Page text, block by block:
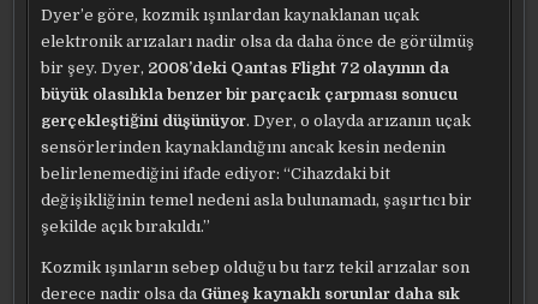
Dyer’e göre, kozmik ışınlardan kaynaklanan uçak
elektronik arızaları nadir olsa da daha önce de görülmüş
bir şey. Dyer, 2008’deki Qantas Flight 72 olayının da
büyük olasılıkla benzer bir parçacık çarpması sonucu
gerçekleştiğini düşünüyor. Dyer, o olayda arızanın uçak
sensörlerinden kaynaklandığını ancak kesin nedenin
belirlenemediğini ifade ediyor: “Cihazdaki bit
değişikliğinin temel nedeni asla bulunamadı, şaşırtıcı bir
şekilde açık bırakıldı.”
Kozmik ışınların sebep olduğu bu tarz tekil arızalar son
derece nadir olsa da Güneş kaynaklı sorunlar daha sık